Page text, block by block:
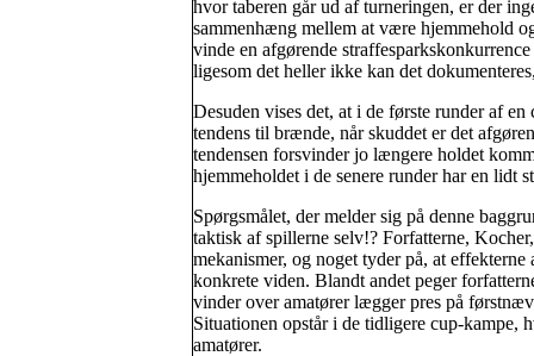
hvor taberen går ud af turneringen, er der
sammenhæng mellem at være hjemmehold
vinde en afgørende straffesparkskonkurrence
ligesom det heller ikke kan det
Desuden vises det, at i de første runder af
tendens til brænde, når skuddet er det
tendensen forsvinder jo længere holdet
hjemmeholdet i de senere runder har en lidt
Spørgsmålet, der melder sig på denne
taktisk af spillerne selv!? Forfatterne,
mekanismer, og noget tyder på, at
konkrete viden. Blandt andet peger
vinder over amatører lægger pres på
Situationen opstår i de tidligere cup-kampe,
amatører.